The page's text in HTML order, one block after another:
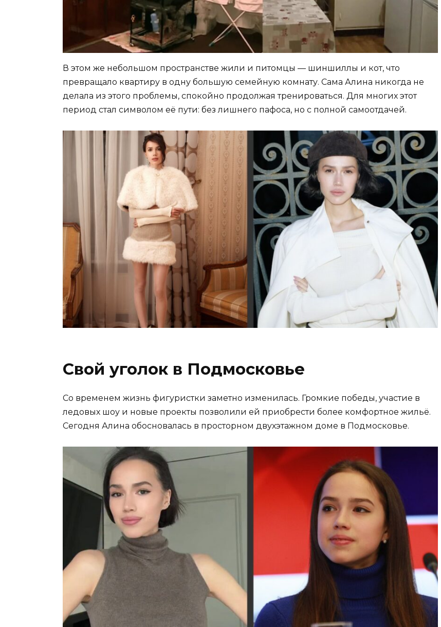
В этом же небольшом пространстве жили и питомцы — шиншиллы и кот, что
превращало квартиру в одну большую семейную комнату. Сама Алина никогда не
делала из этого проблемы, спокойно продолжая тренироваться. Для многих этот
период стал символом её пути: без лишнего пафоса, но с полной самоотдачей.
Свой уголок в Подмосковье
Со временем жизнь фигуристки заметно изменилась. Громкие победы, участие в
ледовых шоу и новые проекты позволили ей приобрести более комфортное жильё.
Сегодня Алина обосновалась в просторном двухэтажном доме в Подмосковье.